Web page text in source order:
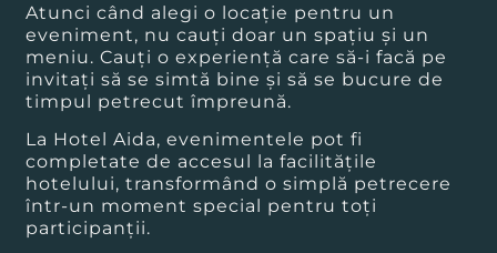
Atunci când alegi o locație pentru un
eveniment, nu cauți doar un spațiu și un
meniu. Cauți o experiență care să-i facă pe
invitați să se simtă bine și să se bucure de
timpul petrecut împreună.
La Hotel Aida, evenimentele pot fi
completate de accesul la facilitățile
hotelului, transformând o simplă petrecere
într-un moment special pentru toți
participanții.